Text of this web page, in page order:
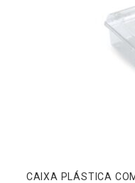
CAIXA PLÁSTICA